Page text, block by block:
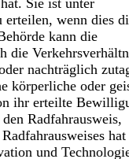
Sie ist unter
wenn dies
kann die
die
nachträglich
körperliche oder
ihr erteilte
Radfahrausweis,
hat
und